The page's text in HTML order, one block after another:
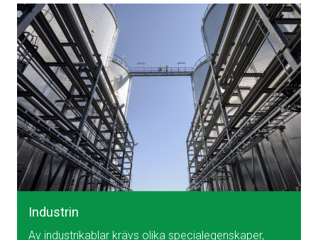
Industrin
Av industrikablar krävs olika specialegenskaper,